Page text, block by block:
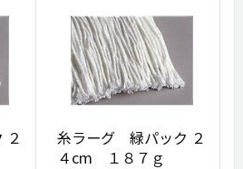
糸ラーグ 緑パック ２
４cm １８７ｇ